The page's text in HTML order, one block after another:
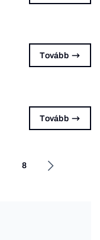
Tovább
Tovább
8